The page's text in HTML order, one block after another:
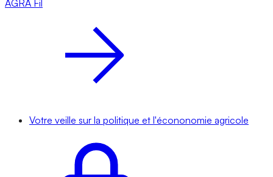
AGRA Fil
Votre veille sur la politique et l'écononomie agricole